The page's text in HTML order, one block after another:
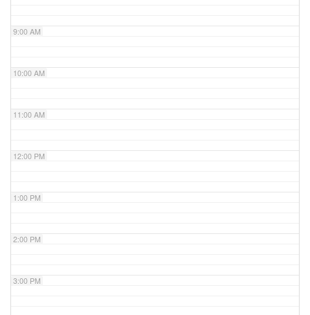
9:00 AM
10:00 AM
11:00 AM
12:00 PM
1:00 PM
2:00 PM
3:00 PM